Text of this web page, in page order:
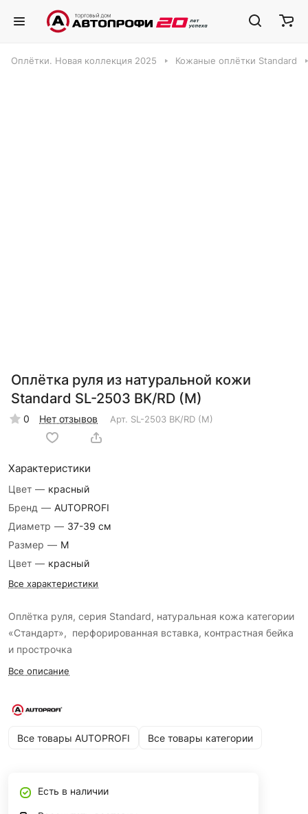
Оплётки. Новая коллекция 2025 Кожаные оплётки Standard
Оплётка руля из натуральной кожи
Standard SL-2503 BK/RD (M)
0 Нет отзывов Арт. SL-2503 BK/RD (M)
Характеристики
Цвет — красный
Бренд — AUTOPROFI
Диаметр — 37-39 см
Размер — M
Цвет — красный
Все характеристики
Оплётка руля, серия Standard, натуральная кожа категории
«Стандарт», перфорированная вставка, контрастная бейка
и прострочка
Все описание
Все товары AUTOPROFI Все товары категории
Есть в наличии